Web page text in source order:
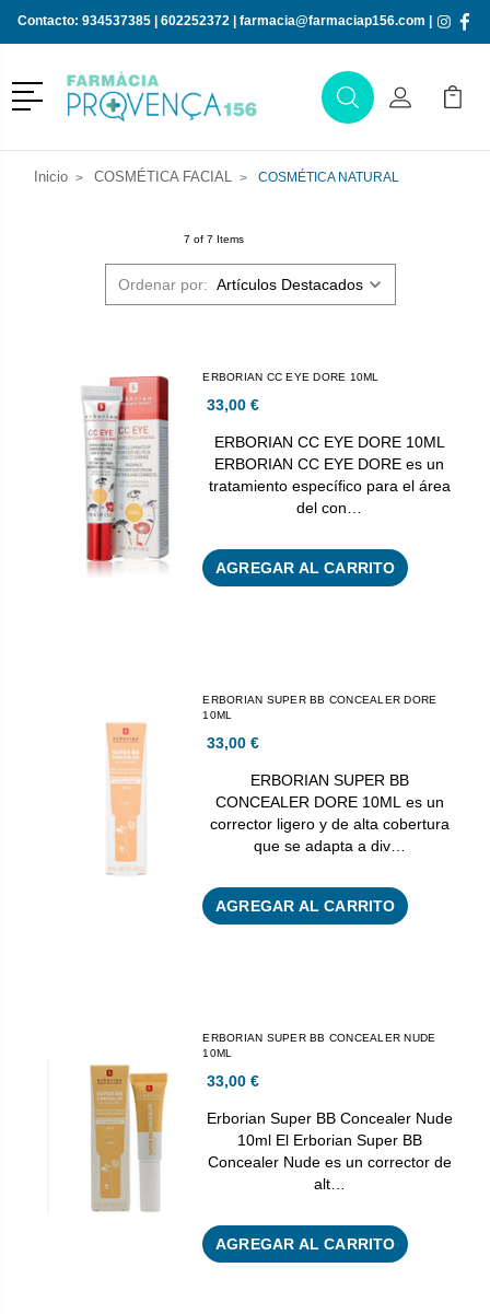
Contacto: 934537385| 602252372| farmacia@farmaciap156.com
Menú
BuscarMi Cuenta
Mi
Inicio COSMÉTICA FACIAL COSMÉTICA NATURAL
7 of 7 Items
Ordenar por:
ERBORIAN CC EYE DORE 10ML
33,00 €
ERBORIAN CC EYE DORE 10ML
ERBORIAN CC EYE DORE es un
tratamiento específico para el área
del con…
AGREGAR AL CARRITO
ERBORIAN SUPER BB CONCEALER DORE
10ML
33,00 €
ERBORIAN SUPER BB
CONCEALER DORE 10ML es un
corrector ligero y de alta cobertura
que se adapta a div…
AGREGAR AL CARRITO
ERBORIAN SUPER BB CONCEALER NUDE
10ML
33,00 €
Erborian Super BB Concealer Nude
10ml El Erborian Super BB
Concealer Nude es un corrector de
alt…
AGREGAR AL CARRITO